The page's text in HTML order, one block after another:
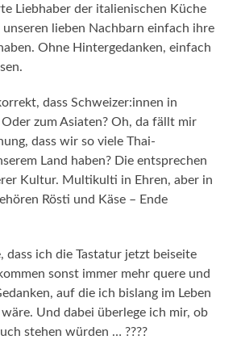
Liebhaber der italienischen Küche
unseren lieben Nachbarn einfach ihre
Ohne Hintergedanken, einfach
dass Schweizer:innen in
Oder zum Asiaten? Oh, da fällt mir
dass wir so viele Thai-
Land haben? Die entsprechen
Kultur. Multikulti in Ehren, aber in
Rösti und Käse – Ende
dass ich die Tastatur jetzt beiseite
sonst immer mehr quere und
auf die ich bislang im Leben
Und dabei überlege ich mir, ob
stehen würden … ????